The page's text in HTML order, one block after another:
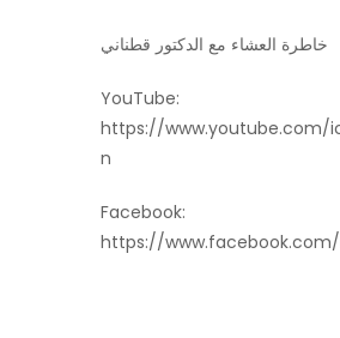
خاطرة العشاء مع الدكتور قطناني
YouTube:
https://www.youtube.com/
n
Facebook:
https://